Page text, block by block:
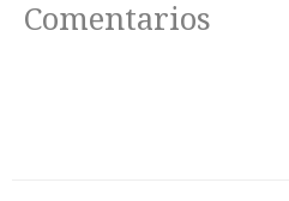
Comentarios